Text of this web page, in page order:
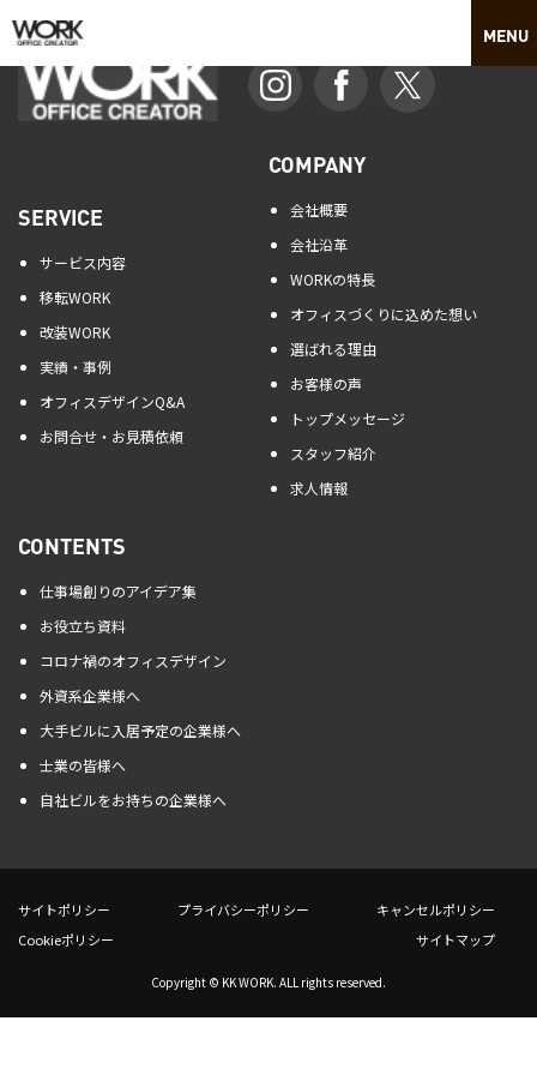
SERVICE
サービス内容
移転WORK
改装WORK
実績・事例
オフィスデザインQ&A
お問合せ・お見積依頼
COMPANY
会社概要
会社沿革
WORKの特長
オフィスづくりに込めた想い
選ばれる理由
お客様の声
トップメッセージ
スタッフ紹介
求人情報
CONTENTS
仕事場創りのアイデア集
お役立ち資料
コロナ禍のオフィスデザイン
外資系企業様へ
大手ビルに入居予定の企業様へ
士業の皆様へ
自社ビルをお持ちの企業様へ
サイトポリシー プライバシーポリシー
キャンセルポリシー
Cookieポリシー
サイトマップ
Copyright © KK WORK. ALL rights reserved.